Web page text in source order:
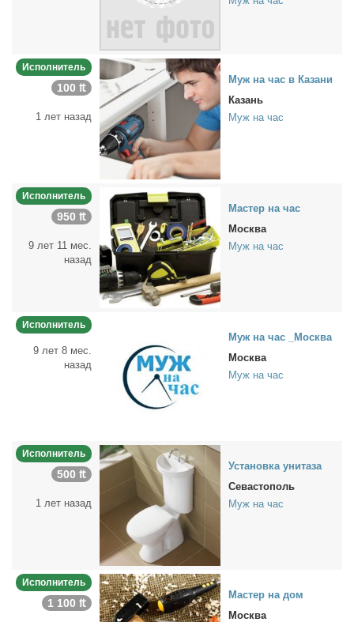
Исполнитель
100 ₶
1 лет назад
Муж на час в Ка­за­ни
Казань
Муж на час
Исполнитель
950 ₶
9 лет 11 мес.
назад
Ма­стер на час
Москва
Муж на час
Исполнитель
9 лет 8 мес.
назад
Муж на час _Москва
Москва
Муж на час
Исполнитель
500 ₶
1 лет назад
Уста­нов­ка уни­та­за
Севастополь
Муж на час
Исполнитель
1 100 ₶
Ма­стер на дом
Москва